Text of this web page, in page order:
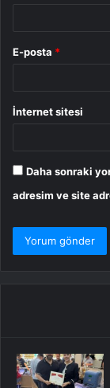
E-posta *
İnternet sitesi
Daha sonraki
adresim ve site